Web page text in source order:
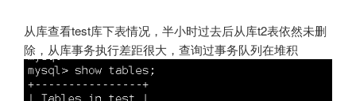
从库查看test库下表情况，半小时过去后从库t2表依然未删
除，从库事务执行差距很大，查询过事务队列在堆积